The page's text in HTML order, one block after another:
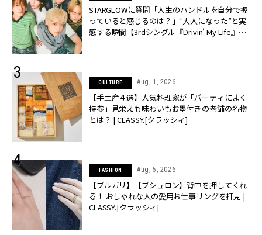
STARGLOWに質問「人生のハンドルを自分で握
っていると感じるのは？」“大️人になった”と実
感する瞬間【3rdシングル『Drivin' My Life』発
CULTURE Aug, 1, 2026
【手土産４選】人気料理家が「パーティによく
持参」見栄えも味わいもお墨付きの老舗の名物
とは？ | CLASSY.[クラッシィ]
FASHION Aug, 5, 2026
【ブルガリ】【ブシュロン】背中を押してくれ
る！ おしゃれな人の愛用お仕事リングを拝見 |
CLASSY.[クラッシィ]